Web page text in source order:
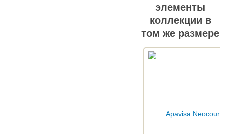
элементы
коллекции в
том же размере